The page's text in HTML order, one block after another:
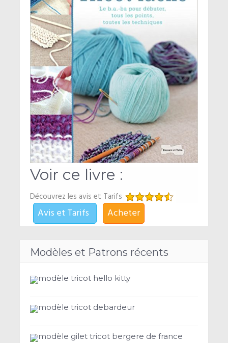
Voir ce livre :
Découvrez les avis et Tarifs
Acheter
Avis et Tarifs
Modèles et Patrons récents
modèle tricot hello kitty
modèle tricot debardeur
modèle gilet tricot bergere de france